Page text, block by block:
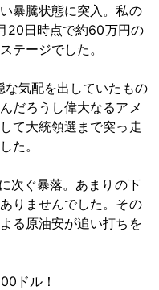
暴騰状態に突入。私の
20日時点で約60万円の
テージでした。
な気配を出していたもの
だろうし偉大なるアメ
て大統領選まで突っ走
た。
次ぐ暴落。あまりの下
りませんでした。その
る原油安が追い打ちを
ドル！